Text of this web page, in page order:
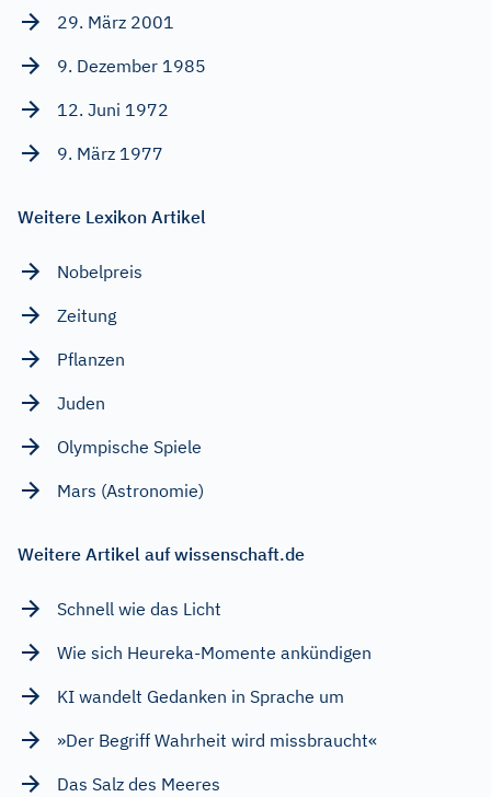
29. März 2001
9. Dezember 1985
12. Juni 1972
9. März 1977
Weitere Lexikon Artikel
Nobelpreis
Zeitung
Pflanzen
Juden
Olympische Spiele
Mars (Astronomie)
Weitere Artikel auf wissenschaft.de
Schnell wie das Licht
Wie sich Heureka-Momente ankündigen
KI wandelt Gedanken in Sprache um
»Der Begriff Wahrheit wird missbraucht«
Das Salz des Meeres